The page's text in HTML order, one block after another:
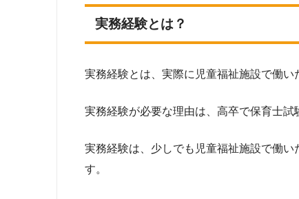
実務経験とは？
実務経験とは、実際に児童福祉施設で働い
実務経験が必要な理由は、高卒で保育士試
実務経験は、少しでも児童福祉施設で働
す。